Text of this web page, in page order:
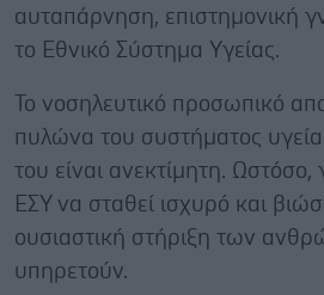
αυταπάρνηση, επιστημονική
το Εθνικό Σύστημα Υγείας.
Το νοσηλευτικό προσωπικό
πυλώνα του συστήματος
του είναι ανεκτίμητη. Ωστόσο,
ΕΣΥ να σταθεί ισχυρό και
ουσιαστική στήριξη των
υπηρετούν.